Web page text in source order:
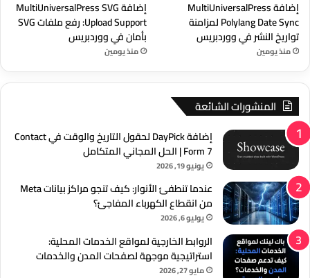
إضافة MultiUniversalPress
Polylang Date Sync لمزامنة
تواريخ النشر في ووردبريس
منذ يومين
إضافة MultiUniversalPress SVG
Upload Support: رفع ملفات SVG
بأمان في ووردبريس
منذ يومين
المنشورات الشائعة
إضافة DayPick لحقول التاريخ والوقت في Contact
Form 7 | الحل المجاني المتكامل
يونيو 19, 2026
عندما تنطفئ الأنوار: كيف تنجو مراكز بيانات Meta
من انقطاع الكهرباء المفاجئ؟
يوليو 6, 2026
الروابط الخارجية لمواقع الخدمات المحلية:
استراتيجية موجهة لصفحات المدن والخدمات
مايو 27, 2026